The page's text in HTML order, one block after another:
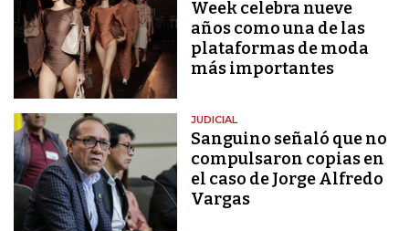
Week celebra nueve
años como una de las
plataformas de moda
más importantes
JUDICIAL
Sanguino señaló que no
compulsaron copias en
el caso de Jorge Alfredo
Vargas